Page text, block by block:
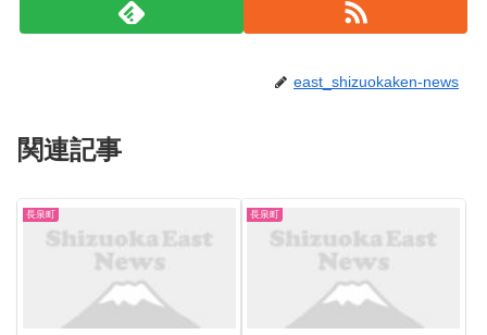
east_shizuokaken-news
関連記事
長泉町 長泉町